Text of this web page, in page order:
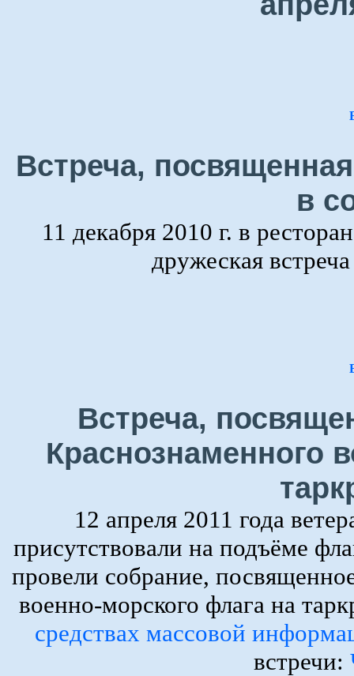
Встреча,
в
11 декабря 2010 г. в
дружеская
Встреча,
Краснознаменного
12 апреля 2011 года
присутствовали на подъёме
провели собрание,
военно-морского флага на
средствах массовой
встречи: